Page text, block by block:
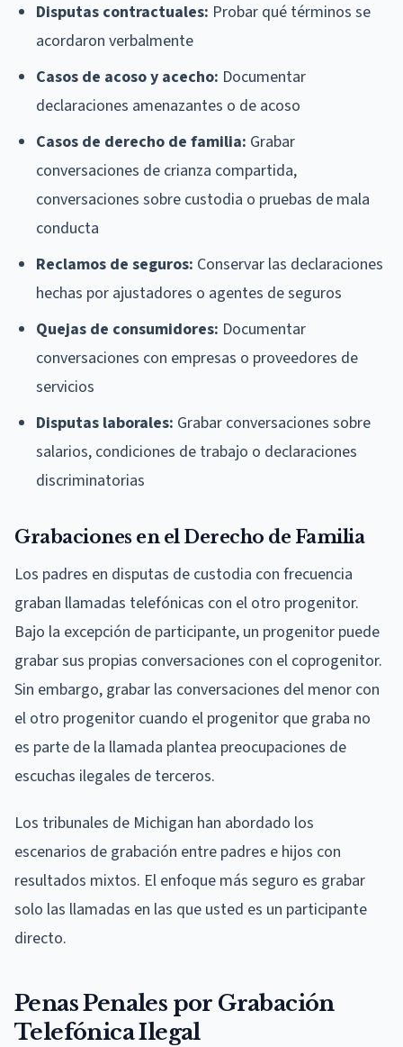
Disputas contractuales: Probar qué términos se
acordaron verbalmente
Casos de acoso y acecho: Documentar
declaraciones amenazantes o de acoso
Casos de derecho de familia: Grabar
conversaciones de crianza compartida,
conversaciones sobre custodia o pruebas de mala
conducta
Reclamos de seguros: Conservar las declaraciones
hechas por ajustadores o agentes de seguros
Quejas de consumidores: Documentar
conversaciones con empresas o proveedores de
servicios
Disputas laborales: Grabar conversaciones sobre
salarios, condiciones de trabajo o declaraciones
discriminatorias
Grabaciones en el Derecho de Familia
Los padres en disputas de custodia con frecuencia
graban llamadas telefónicas con el otro progenitor.
Bajo la excepción de participante, un progenitor puede
grabar sus propias conversaciones con el coprogenitor.
Sin embargo, grabar las conversaciones del menor con
el otro progenitor cuando el progenitor que graba no
es parte de la llamada plantea preocupaciones de
escuchas ilegales de terceros.
Los tribunales de Michigan han abordado los
escenarios de grabación entre padres e hijos con
resultados mixtos. El enfoque más seguro es grabar
solo las llamadas en las que usted es un participante
directo.
Penas Penales por Grabación
Telefónica Ilegal